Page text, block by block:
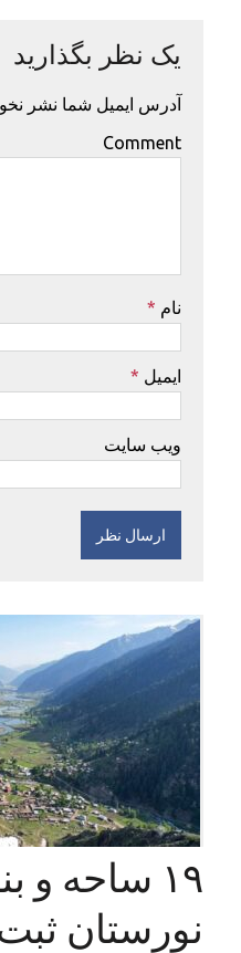
یک نظر بگذارید
آدرس ایمیل شما نشر
Comment
نام *
ایمیل *
ویب سایت
۱۹ ساحه و
نورستان